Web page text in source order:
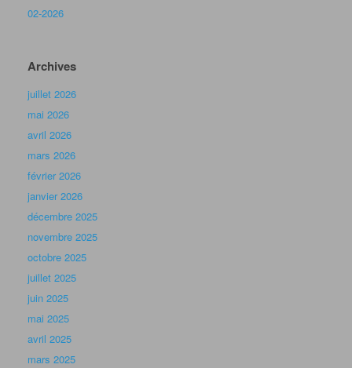
02-2026
Archives
juillet 2026
mai 2026
avril 2026
mars 2026
février 2026
janvier 2026
décembre 2025
novembre 2025
octobre 2025
juillet 2025
juin 2025
mai 2025
avril 2025
mars 2025